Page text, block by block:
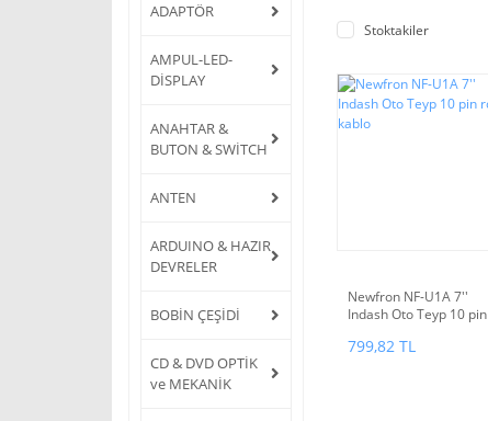
ADAPTÖR
AMPUL-LED-
DİSPLAY
ANAHTAR &
BUTON & SWİTCH
ANTEN
ARDUINO & HAZIR
DEVRELER
BOBİN ÇEŞİDİ
CD & DVD OPTİK
ve MEKANİK
Stoktakiler
Newfron NF-U1A 7''
Indash Oto Teyp 10 pin
799,82 TL